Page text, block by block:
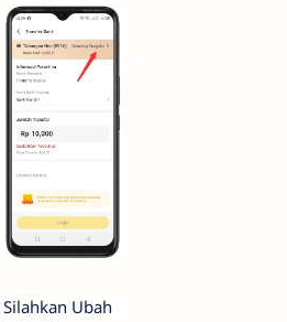
Silahkan Ubah